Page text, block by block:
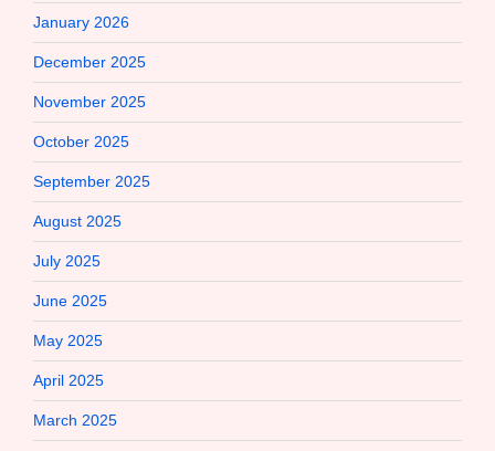
January 2026
December 2025
November 2025
October 2025
September 2025
August 2025
July 2025
June 2025
May 2025
April 2025
March 2025